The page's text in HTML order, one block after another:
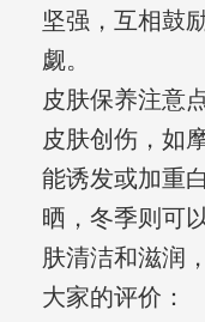
坚强，互相鼓
觑。
皮肤保养注意
皮肤创伤，如
能诱发或加重
晒，冬季则可
肤清洁和滋润
大家的评价：